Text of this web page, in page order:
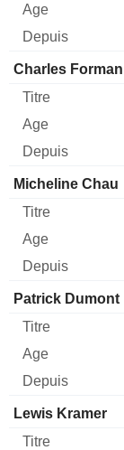
Charles Forman
Micheline Chau
Patrick Dumont
Lewis Kramer